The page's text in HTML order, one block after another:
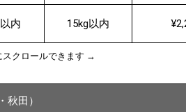
内 15kg以内
クロールできます →
秋田）